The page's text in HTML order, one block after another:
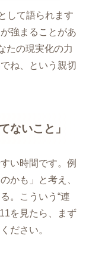
して語られます
が強まることがあ
たの現実化の力
ね、という親切
ないこと」
い時間です。例
かも」と考え、
。こういう“連
を見たら、まず
ださい。